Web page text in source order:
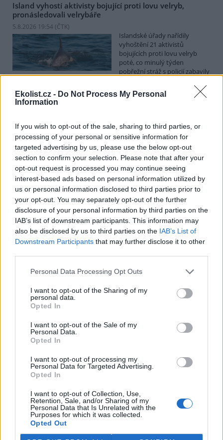
Ekolist.cz - Do Not Process My Personal
Information
If you wish to opt-out of the sale, sharing to third parties, or
processing of your personal or sensitive information for
targeted advertising by us, please use the below opt-out
section to confirm your selection. Please note that after your
opt-out request is processed you may continue seeing
interest-based ads based on personal information utilized by
us or personal information disclosed to third parties prior to
your opt-out. You may separately opt-out of the further
disclosure of your personal information by third parties on the
IAB’s list of downstream participants. This information may
also be disclosed by us to third parties on the IAB’s List of
Downstream Participants that may further disclose it to other
Personal Data Processing Opt Outs
I want to opt-out of the Sharing of my
personal data.
Opted In
I want to opt-out of the Sale of my
Personal Data.
Opted In
I want to opt-out of processing my
Personal Data for Targeted Advertising.
Opted In
I want to opt-out of Collection, Use,
Retention, Sale, and/or Sharing of my
Personal Data that Is Unrelated with the
Purposes for which it was collected.
Opted Out
Island vyhostí aktivisty bojující proti lovu velryb,
pronásledovali velrybáře
5.8.2026 19:54 (ČTK)
Islandské úřady nařídily
vyhoštění 21 aktivistů
bojujících proti lovu velryb
poté, co minulý týden
pobřežní stráž s policií zabavily
patřící nadaci kanadsko-amerického ekologického aktivisty Paula
Watsona jsou od té doby zadržováni v Reykjavíku. Sám Watson na
palubě nebyl. Píše o tom agentura AFP s odvoláním na islandskou
Záchranná stanice v Praze přijímá kvůli vedrům více
volně žijících zvířat
5.8.2026 17:40 | PRAHA (ČTK)
Kvůli vysokým letním
teplotám pracovníci pražské
záchranné stanice pro volně
žijící živočichy přijímají více
zvířat, nejčastěji
dehydratovaná a vysílená mláďata ptáků nebo veverek. ČTK to
sdělila mluvčí stanice Petra Fišerová. Během současné vlny veder
stanice denně ošetří desítky živočichů, při první letošní vlně horka
jich za jeden týden přijali rekordních 578.
V rybnících Rybářství Třeboň vyschla třetina vody,
5.8.2026 15:42 (ČTK)
Diskuse: 1
které hospodaří na 8000
hektarech vodní plochy, chybí
75 milionů metrů krychlových vody je v rybnících o 28 milionů
metrů krychlových vody méně. Každý týden se kvůli extrémně
vysokým teplotám a nedostatku srážek odpaří další 2,5 procenta.
protože by jinak ryby uhynuly, řekl provozní ředitel Rybářství
Třeboň Vladimír Kukačka.
Hladina Dunaje je na rekordním minimu; lodě uvázly,